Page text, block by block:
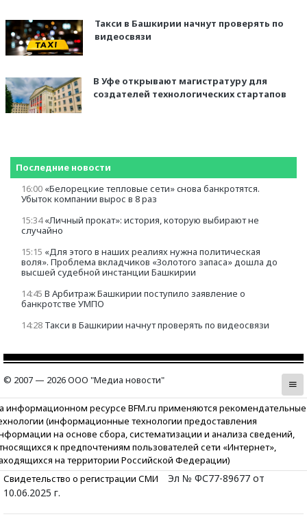
Такси в Башкирии начнут проверять по
видеосвязи
В Уфе открывают магистратуру для
создателей технологических стартапов
Последние новости
16:00 «Белорецкие тепловые сети» cнова банкротятся.
Убыток компании вырос в 8 раз
15:34 «Личный прокат»: история, которую выбирают не
случайно
15:15 «Для этого в наших реалиях нужна политическая
воля». Проблема вкладчиков «Золотого запаса» дошла до
высшей судебной инстанции Башкирии
14:45 В Арбитраж Башкирии поступило заявление о
банкротстве УМПО
14:28 Такси в Башкирии начнут проверять по видеосвязи
© 2007 — 2026 ООО "Медиа новости"
информационном ресурсе BFM.ru применяются рекомендательные
(информационные технологии предоставления
на основе сбора, систематизации и анализа сведений,
к предпочтениям пользователей сети «Интернет»,
на территории Российской Федерации)
Свидетельство о регистрации СМИ
Эл № ФС77-89677 от
10.06.2025 г.